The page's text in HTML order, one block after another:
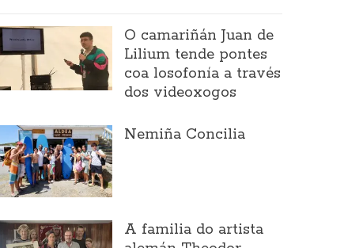
O camariñán Juan de
Lilium tende pontes
coa losofonía a través
dos videoxogos
Nemiña Concilia
A familia do artista